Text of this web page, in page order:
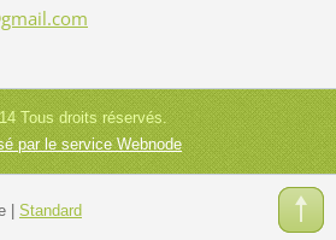
l.com
Tous droits réservés.
par le service Webnode
| Standard